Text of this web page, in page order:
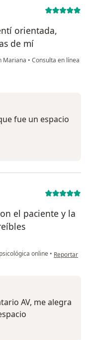
orientada,
de mí
Mariana • Consulta en línea
fue un espacio
el paciente y la
online • en opinión
Reportar
AV, me alegra